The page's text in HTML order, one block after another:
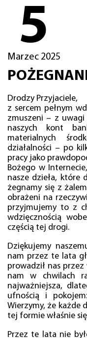
5
Marzec 2025
Drodzy Przyjaciele,
z sercem pełnym
zmuszeni – z
naszych kont
materialnych
działalności – po
pracy jako
Bożego w
nasze dzieła, które
żegnamy się z
obrażeni na
przyjmujemy to z
wdzięcznością
częścią tej drogi.
Dziękujemy
nam przez te lata
prowadził nas przez
nam w chwilach
najważniejsza,
ufnością i
Wierzymy, że każde
tej formie właśnie
Przez te lata nie